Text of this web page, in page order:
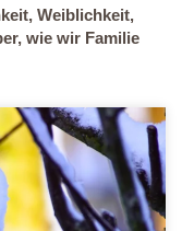
Weiblichkeit,
wie wir Familie